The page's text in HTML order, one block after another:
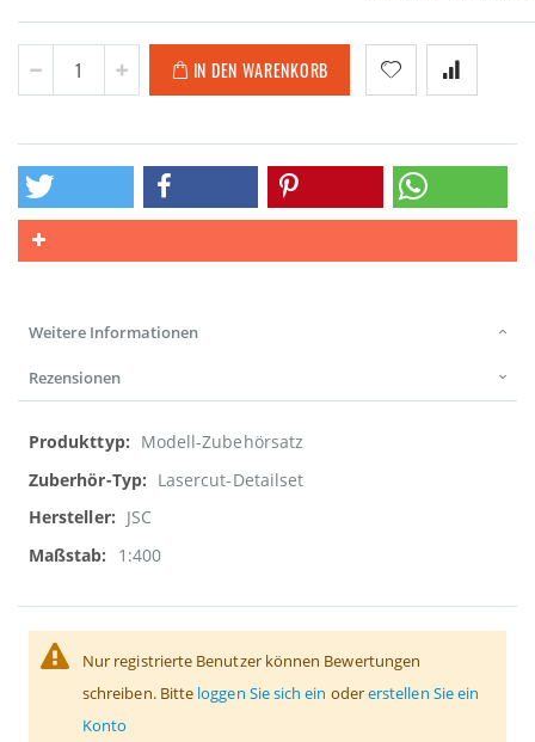
IN DEN WARENKORB
Weitere Informationen
Rezensionen
Weitere
Informationen
Modell-Zubehörsatz
Lasercut-Detailset
JSC
1:400
Nur registrierte Benutzer können Bewertungen
schreiben. Bitte loggen Sie sich ein odererstellen Sie ein
Konto